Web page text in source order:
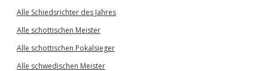
Alle Schiedsrichter des Jahres
Alle schottischen Meister
Alle schottischen Pokalsieger
Alle schwedischen Meister